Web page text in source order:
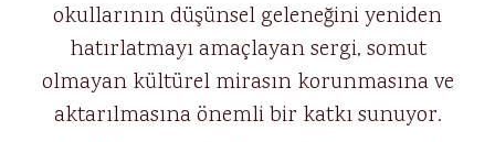
okullarının düşünsel geleneğini yeniden
hatırlatmayı amaçlayan sergi, somut
olmayan kültürel mirasın korunmasına ve
aktarılmasına önemli bir katkı sunuyor.